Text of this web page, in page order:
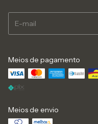
Meios de pagamento
Meios de envio